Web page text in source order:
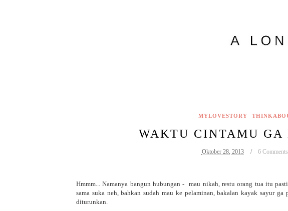
MYLOVESTORY
WAKTU CINTAMU GA
Oktober 28, 2013 6 Comments
Hmmm... Namanya bangun hubungan - mau nikah, restu orang tua itu
sama suka neh, bahkan sudah mau ke pelaminan, bakalan kayak sayur
diturunkan.